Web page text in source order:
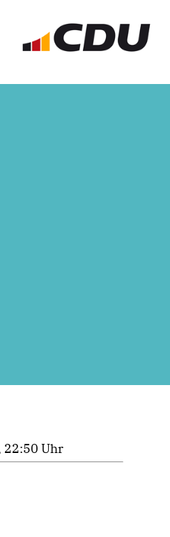
22:50 Uhr